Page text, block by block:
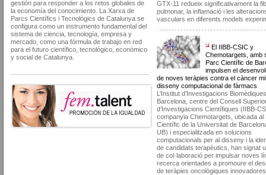
gestión para responder a los retos globales de
la economía del conocimiento. La Xarxa de
Parcs Científics i Tecnològics de Catalunya se
configura como un instrumento fundamental del
sistema de ciencia, tecnología, empresa y
mercado, como una fórmula de trabajo en red
para el futuro científico, tecnológico, económico
y social de Catalunya.
GTX-11 redueix significativament la
pulmonar, la inflamació i les
vasculars en diferents models
El IIBB-CSIC y
Chemotargets, amb
Parc Científic de
impulsen el
de noves teràpies contra el càncer
disseny computacional de fàrmacs
L’Institut d’Investigacions
Barcelona, centre del Consell
d’Investigacions Científiques (IIBB-
companyia Chemotargets, ubicada al
Científic de la Universitat de
UB) i especialitzada en solucions
computacionals per al disseny i la
de candidats terapèutics, han signat
de col·laboració per impulsar noves
recerca orientades a promoure el
de teràpies oncològiques